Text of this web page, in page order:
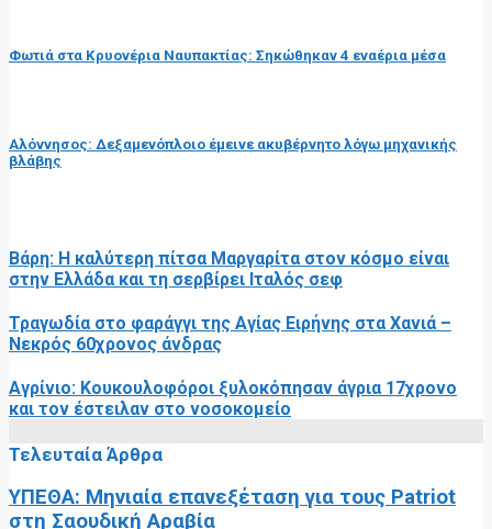
Φωτιά στα Κρυονέρια Ναυπακτίας: Σηκώθηκαν 4 εναέρια μέσα
Αλόννησος: Δεξαμενόπλοιο έμεινε ακυβέρνητο λόγω μηχανικής
βλάβης
Βάρη: Η καλύτερη πίτσα Μαργαρίτα στον κόσμο είναι
στην Ελλάδα και τη σερβίρει Ιταλός σεφ
Τραγωδία στο φαράγγι της Αγίας Ειρήνης στα Χανιά –
Νεκρός 60χρονος άνδρας
Αγρίνιο: Κουκουλοφόροι ξυλοκόπησαν άγρια 17χρονο
και τον έστειλαν στο νοσοκομείο
Τελευταία Άρθρα
ΥΠΕΘΑ: Μηνιαία επανεξέταση για τους Patriot
στη Σαουδική Αραβία